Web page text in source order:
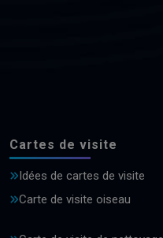
Cartes de visite
Idées de cartes de visite
Carte de visite oiseau